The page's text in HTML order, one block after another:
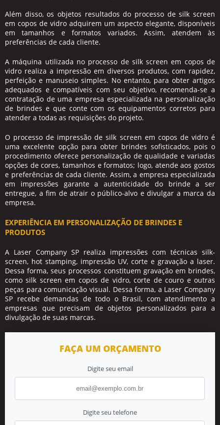
Além disso, os objetos resultados do processo desilk screen
em copos de vidro adquirem um aspecto elegante, disponíveis
em tamanhos e formatos variados. Assim, atendem às
preferências de cada cliente.
A máquina utilizada no processo de silk screen em copos de
vidro realiza a impressão em diversos produtos, com rapidez,
perfeição e manuseio simples. No entanto, para obter artigos
adequados e compatíveis com seu objetivo, recomenda-se a
contratação de uma empresa especializada na personalização
de brindes e que conte com os equipamentos corretos para
atender a todas as requisições do projeto.
O processo de impressão desilk screen em copos de vidroé
uma excelente opção para obter brindes sofisticados, pois o
procedimento oferece personalização de qualidade e variadas
opções de cores, tamanhos e formatos; logo, atende aos gostos
e preferências de cada cliente. Assim, a empresa especializada
em impressões garante a autenticidade do brinde a ser
entregue, a fim de atrair o público-alvo e divulgar a marca da
empresa.
EXPERIÊNCIA EM PERSONALIZAÇÃO DE BRINDES E
PRODUTOS
A Laser Company SP realiza impressões com técnicas silk-
screen, hot stamping, impressão UV, corte e gravação a laser.
Dessa forma, seus processos constituem gravação em brindes,
comosilk screen em copos de vidro, corte de couro e outras
peças para comunicação visual. Dessa forma, a Laser Company
SP recebe demandas de todo o Brasil, com atendimento a
empresas que precisam de objetos personalizados para a
divulgação de suas marcas.
FAÇA UM ORÇAMENTO
Digite seu email
Digite seu telefone